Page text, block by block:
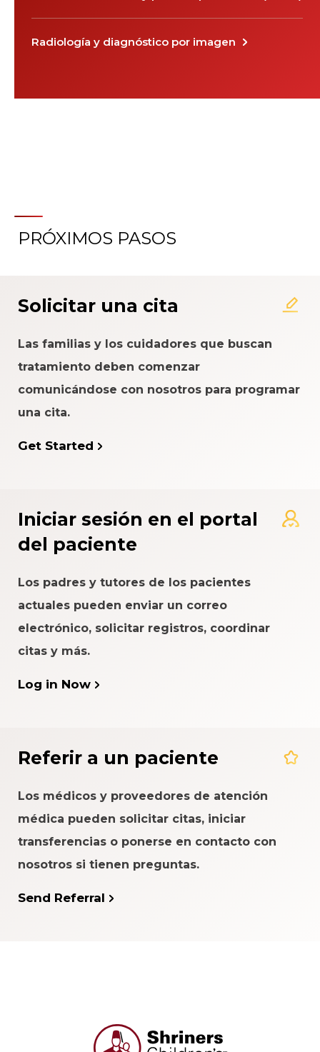
Radiología y diagnóstico por imagen
PRÓXIMOS PASOS
Solicitar una cita
Las familias y los cuidadores que buscan
tratamiento deben comenzar
comunicándose con nosotros para programar
una cita.
Get Started
Iniciar sesión en el portal
del paciente
Los padres y tutores de los pacientes
actuales pueden enviar un correo
electrónico, solicitar registros, coordinar
citas y más.
Log in Now
Referir a un paciente
Los médicos y proveedores de atención
médica pueden solicitar citas, iniciar
transferencias o ponerse en contacto con
nosotros si tienen preguntas.
Send Referral